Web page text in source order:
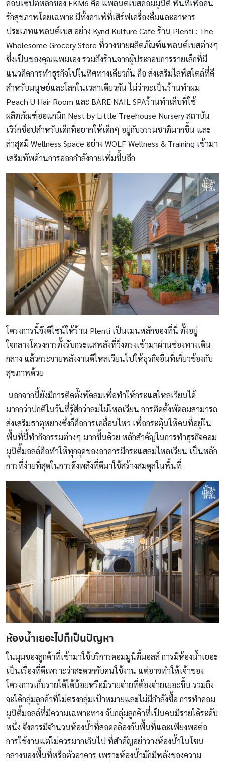
คอนเซ็ปต์หลักของ EKM6 คือ แพลนต์เบสคอมมูนิตี้ พื้นที่เพื่อคน
รักสุขภาพโดยเฉพาะ มีทั้งคาเฟ่ที่เสิร์ฟเครื่องดื่มและอาหาร
ประเภทแพลนต์เบส อย่าง Kynd Kulture Cafe ร้าน Plenti : The
Wholesome Grocery Store ที่วางขายผลิตภัณฑ์แพลนต์เบสต่างๆ
ซึ่งเป็นของคุณแพมเอง รวมถึงร้านจากผู้ประกอบการรายเล็กที่มี
แนวคิดการทำธุรกิจไปในทิศทางเดียวกัน คือ ส่งเสริมไลฟ์สไตล์ที่ดี
สำหรับมนุษย์และโลกในเวลาเดียวกัน ไม่ว่าจะเป็นร้านทำผม
Peach U Hair Room และ BARE NAIL SPAร้านทำเล็บที่ใช้
ผลิตภัณฑ์ออแกนิก Nest by Little Treehouse Nursery สถาบัน
เวิร์กช็อปสำหรับเด็กที่อยากให้เด็กๆ อยู่กับธรรมชาติมากขึ้น และ
ล่าสุดมี Wellness Space อย่าง WOLF Wellness & Training เข้ามา
เสริมทัพด้านการออกกำลังกายเพิ่มขึ้นอีก
โครงการนี้จึงดีไซน์ให้ร้าน Plenti เป็นเมนหลักของที่นี่ ตั้งอยู่
ใจกลางโครงการตั้งรับกระแสพลังที่วิ่งตรงเข้ามาผ่านช่องทางเดิน
กลาง แล้วกระจายพลังงานดีไหลเวียนไปให้ธุรกิจอื่นที่เกี่ยวข้องกับ
สุขภาพด้วย
นอกจากนี้ยังมีการติดตั้งพัดลมเพื่อทำให้กระแสไหลเวียนได้
มากกว่าปกติในวันที่รู้สึกว่าลมไม่ไหลเวียน การติดตั้งพัดลมสามารถ
ส่งเสริมธาตุหยางซึ่งก็คือการเคลื่อนไหว เพื่อกระตุ้นให้คนที่อยู่ใน
พื้นที่นี้ทำกิจกรรมต่างๆ มากขึ้นด้วย หลักสำคัญในการทำธุรกิจคอม
มูนิตี้มอลล์คือทำให้ทุกจุดของอาคารมีกระแสลมไหลเวียน เป็นหลัก
การที่ง่ายที่สุดในการดึงพลังที่ดีมาใช้สร้างสมดุลในพื้นที่
ห้องน้ำเยอะไปก็เป็นปัญหา
ในมุมของลูกค้าที่เข้ามาใช้บริการคอมมูนิตี้มอลล์ การมีห้องน้ำเยอะ
เป็นเรื่องที่ดีเพราะว่าสะดวกกับคนใช้งาน แต่อาจทำให้เจ้าของ
โครงการเก็บรายได้ได้น้อยหรือมีรายจ่ายที่ต้องจ่ายเยอะขึ้น รวมถึง
จะได้กลุ่มลูกค้าที่ไม่ตรงกลุ่มเป้าหมายและไม่มีกำลังซื้อ การทำคอม
มูนิตี้มอลล์ที่มีความเฉพาะทาง จับกลุ่มลูกค้าที่เป็นคนมีรายได้ระดับ
หนึ่ง จึงควรมีจำนวนห้องน้ำที่สอดคล้องกับพื้นที่และเพียงพอต่อ
การใช้งานแต่ไม่ควรมากเกินไป ที่สำคัญอย่าวางห้องน้ำในโซน
กลางของพื้นที่หรือตัวอาคาร เพราะห้องน้ำมักมีพลังของความ